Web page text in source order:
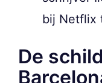
bij Netflix
De